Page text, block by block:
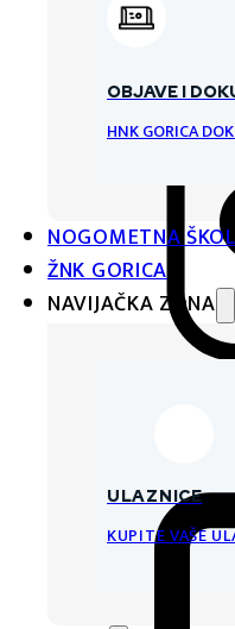
OBJAVE I
HNK GORICA
NOGOMETNA
ŽNK GORICA
NAVIJAČKA ZONA
ULAZNICE
KUPITE VAŠE